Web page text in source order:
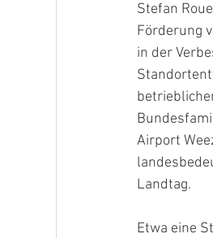
Stefan
Förderung
in der
Airport
Landtag.
Etwa eine